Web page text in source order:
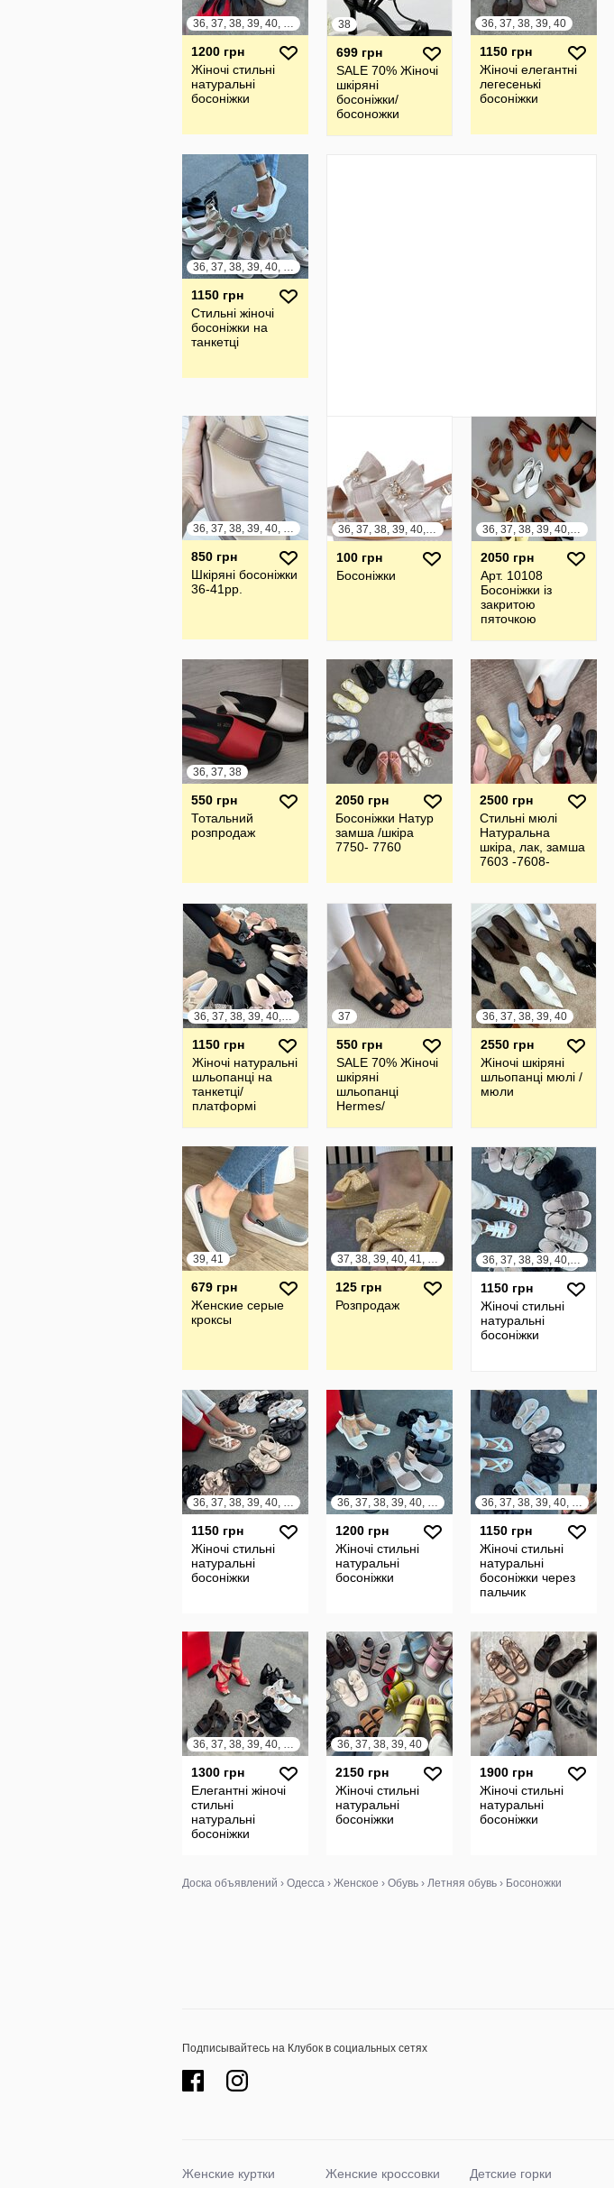
36, 37, 38, 39, 40, 41
1200 грн
Жіночі стильні
натуральні
босоніжки
38
699 грн
SALE 70% Жіночі
шкіряні
босоніжки/
босоножки
36, 37, 38, 39, 40
1150 грн
Жіночі елегантні
легесенькі
босоніжки
36, 37, 38, 39, 40, 41
1150 грн
Стильні жіночі
босоніжки на
танкетці
36, 37, 38, 39, 40, 41
850 грн
Шкіряні босоніжки
36-41рр.
36, 37, 38, 39, 40, 41
100 грн
Босоніжки
36, 37, 38, 39, 40, 41
2050 грн
Арт. 10108
Босоніжки із
закритою
пяточкою
Італія
36, 37, 38
550 грн
Тотальний
розпродаж
2050 грн
Босоніжки Натур
замша /шкіра
7750- 7760
2500 грн
Стильні мюлі
Натуральна
шкіра, лак, замша
7603 -7608-
36, 37, 38, 39, 40, 41
1150 грн
Жіночі натуральні
шльопанці на
танкетці/
платформі
37
550 грн
SALE 70% Жіночі
шкіряні
шльопанці
Hermes/
36, 37, 38, 39, 40
2550 грн
Жіночі шкіряні
шльопанці мюлі /
мюли
39, 41
679 грн
Женские серые
кроксы
37, 38, 39, 40, 41, 42
125 грн
Розпродаж
36, 37, 38, 39, 40, 41
1150 грн
Жіночі стильні
натуральні
босоніжки
36, 37, 38, 39, 40, 41
1150 грн
Жіночі стильні
натуральні
босоніжки
36, 37, 38, 39, 40, 41
1200 грн
Жіночі стильні
натуральні
босоніжки
36, 37, 38, 39, 40, 41
1150 грн
Жіночі стильні
натуральні
босоніжки через
пальчик
36, 37, 38, 39, 40, 41
1300 грн
Елегантні жіночі
стильні
натуральні
босоніжки
36, 37, 38, 39, 40
2150 грн
Жіночі стильні
натуральні
босоніжки
1900 грн
Жіночі стильні
натуральні
босоніжки
Доска объявлений › Одесса › Женское › Обувь › Летняя обувь › Босоножки
Подписывайтесь на Клубок в социальных сетях
Женские куртки Женские кроссовки Детские горки